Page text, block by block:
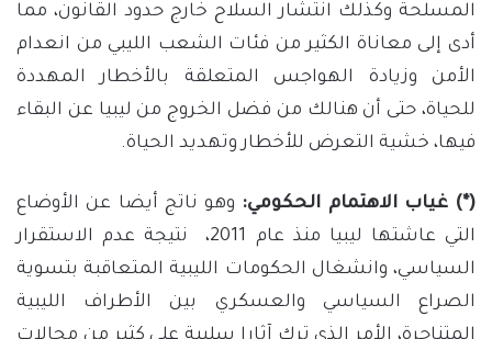
المسلحة وكذلك انتشار السلاح خارج حدود القانون، مما
أدى إلى معاناة الكثير من فئات الشعب الليبي من انعدام
الأمن وزيادة الهواجس المتعلقة بالأخطار المهددة
للحياة، حتى أن هنالك من فضل الخروج من ليبيا عن البقاء
فيها، خشية التعرض للأخطار وتهديد الحياة.
(*) غياب الاهتمام الحكومي: وهو ناتج أيضا عن الأوضاع
التي عاشتها ليبيا منذ عام 2011، نتيجة عدم الاستقرار
السياسي، وانشغال الحكومات الليبية المتعاقبة بتسوية
الصراع السياسي والعسكري بين الأطراف الليبية